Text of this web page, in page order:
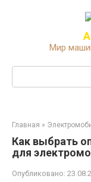
Мир
Главная »
Как выбрать
для
Опубликовано: